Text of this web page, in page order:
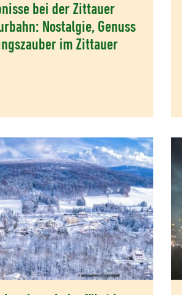
bei der Zittauer
Nostalgie, Genuss
im Zittauer